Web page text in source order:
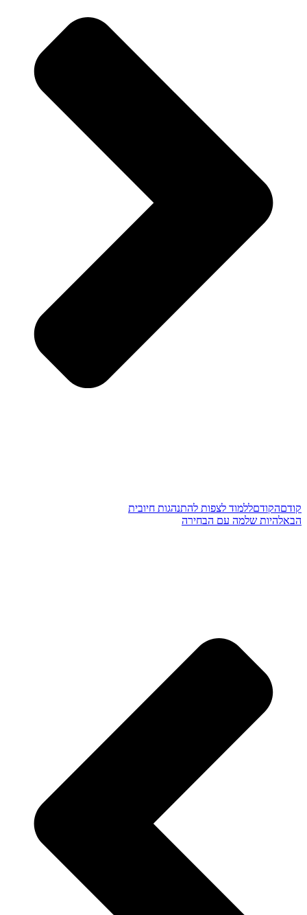
קודםהקודםללמוד לצפות להתנהגות חיובית
הבאלהיות שלמה עם הבחירה